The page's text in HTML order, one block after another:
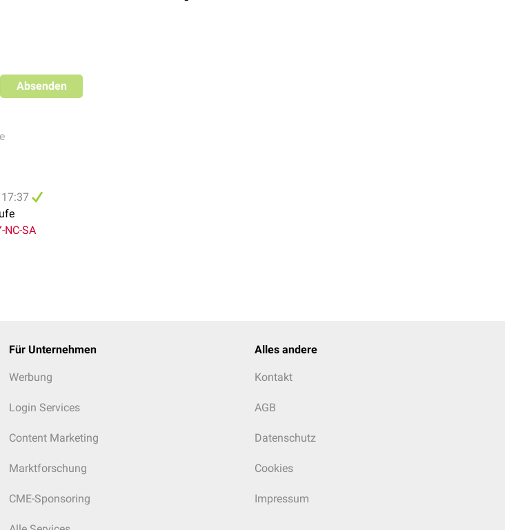
Absenden
NC-SA
Für Unternehmen
Werbung
Login Services
Content Marketing
Marktforschung
CME-Sponsoring
Alles andere
Kontakt
AGB
Datenschutz
Cookies
Impressum